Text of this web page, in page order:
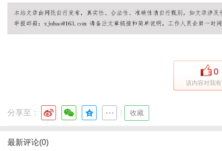
0
该内容对我
分享至： 收藏
最新评论(0)